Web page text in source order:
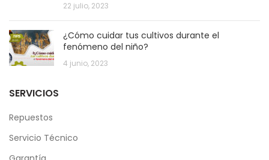
22 julio, 2023
¿Cómo cuidar tus cultivos durante el
fenómeno del niño?
4 junio, 2023
SERVICIOS
Repuestos
Servicio Técnico